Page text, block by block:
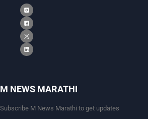
M NEWS MARATHI
Subscribe M News Marathi to get updates